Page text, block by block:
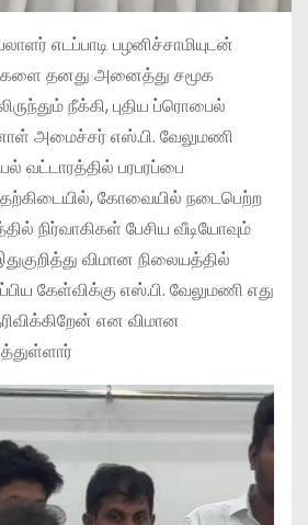
எடப்பாடி பழனிச்சாமியுடன்
தனது அனைத்து சமூக
நீக்கி, புதிய ப்ரொபைல்
அமைச்சர் எஸ்.பி. வேலுமணி
வட்டாரத்தில் பரபரப்பை
கோவையில் நடைபெற்ற
நிர்வாகிகள் பேசிய வீடியோவும்
விமான நிலையத்தில்
கேள்விக்கு எஸ்.பி. வேலுமணி எது
என விமான